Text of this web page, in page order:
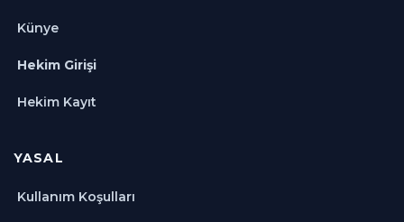
Künye
Hekim Girişi
Hekim Kayıt
YASAL
Kullanım Koşulları